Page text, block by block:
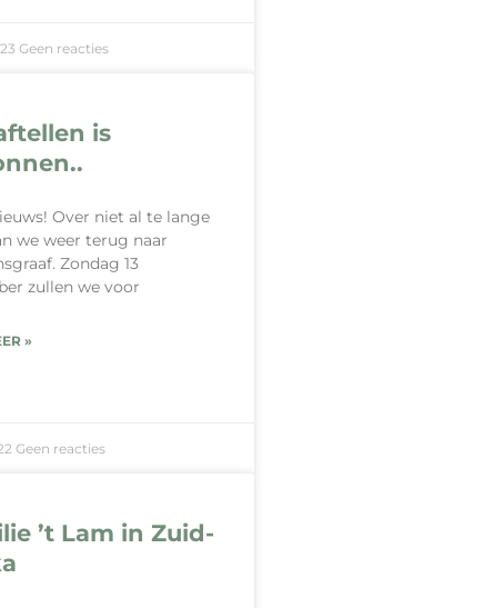
Geen reacties
is
Over niet al te lange
we weer terug naar
Zondag 13
zullen we voor
»
Geen reacties
’t Lam in Zuid-